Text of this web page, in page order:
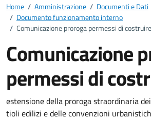
Home / Amministrazione / Documenti e Dati
/ Documento funzionamento interno
/ Comunicazione proroga permessi di costruire
Comunicazione
permessi di
Dettagli del
estensione della proroga straordinaria
tioli edilizi e delle convenzioni